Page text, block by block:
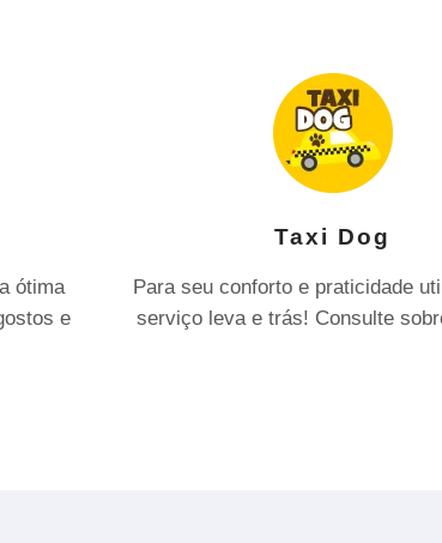
ótima
e
Taxi Dog
Para seu conforto e praticidade
serviço leva e trás! Consulte